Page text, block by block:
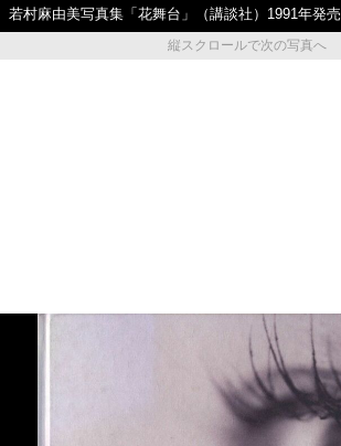
若村麻由美写真集「花舞台」（講談社）1991年発売
縦スクロールで次の写真へ